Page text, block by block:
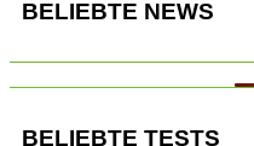
BELIEBTE NEWS
BELIEBTE TESTS